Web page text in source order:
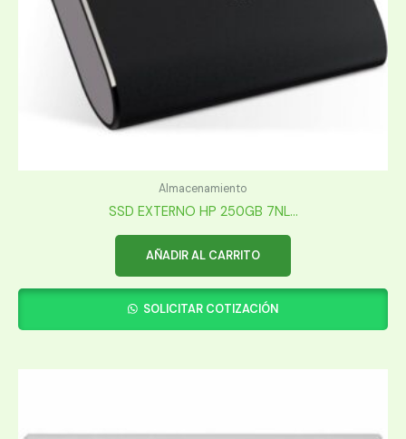
Almacenamiento
SSD EXTERNO HP 250GB 7NL...
AÑADIR AL CARRITO
SOLICITAR COTIZACIÓN